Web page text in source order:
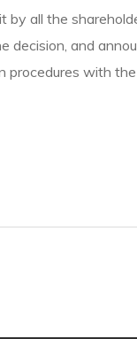
all the
and
procedures with